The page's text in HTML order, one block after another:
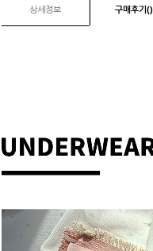
상세정보 구매후기()